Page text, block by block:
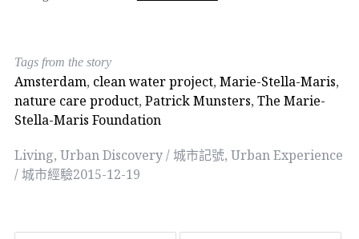
Tags from the story
Amsterdam, clean water project, Marie-Stella-Maris,
nature care product, Patrick Munsters, The Marie-
Stella-Maris Foundation
Living, Urban Discovery / 城市記號, Urban Experience
/ 城市經驗2015-12-19